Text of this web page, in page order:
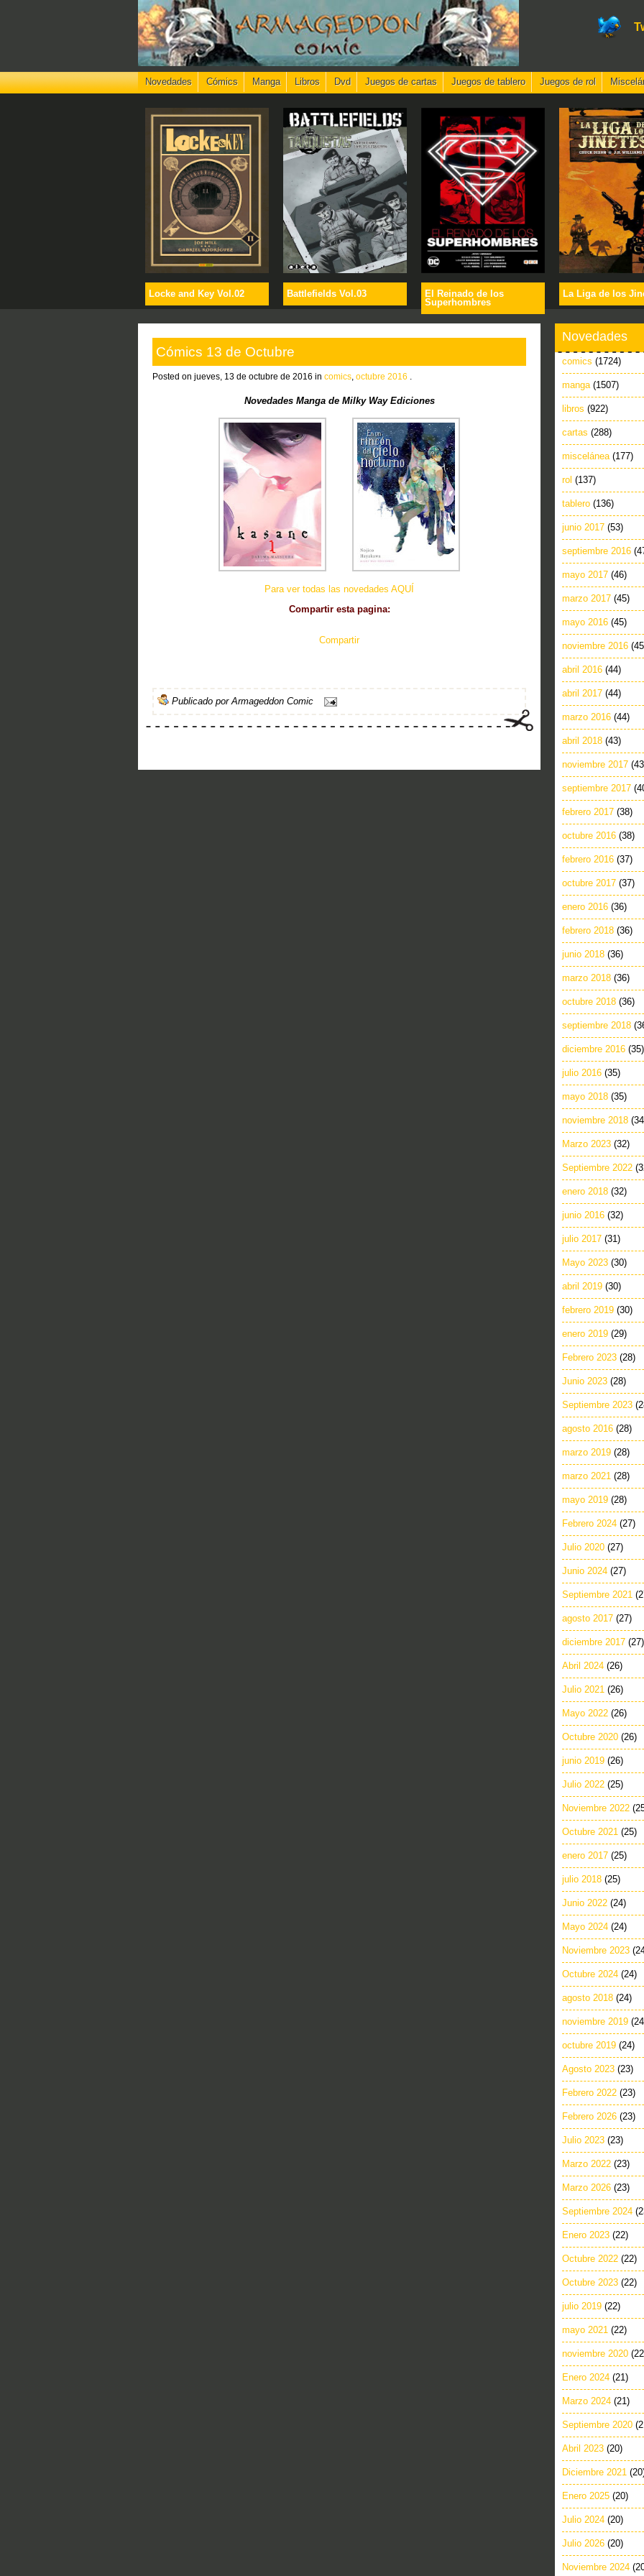
Novedades Cómics Manga Libros Dvd Juegos de cartas Juegos de tablero Juegos de rol
Locke and Key Vol.02 Battlefields Vol.03
El Reinado de los
Superhombres
La Liga de los
Cómics 13 de Octubre
Posted on jueves, 13 de octubre de 2016 in comics octubre 2016
Novedades Manga de Milky Way Ediciones
Para ver todas las novedades AQUÍ
Compartir esta pagina:
Compartir
Publicado porArmageddon Comic
Novedades
comics (1724)
manga (1507)
libros (922)
cartas (288)
miscelánea (177)
rol (137)
tablero (136)
junio 2017 (53)
septiembre 2016
mayo 2017 (46)
marzo 2017 (45)
mayo 2016 (45)
noviembre 2016
abril 2016 (44)
abril 2017 (44)
marzo 2016 (44)
abril 2018 (43)
noviembre 2017
septiembre 2017
febrero 2017 (38)
octubre 2016 (38)
febrero 2016 (37)
octubre 2017 (37)
enero 2016 (36)
febrero 2018 (36)
junio 2018 (36)
marzo 2018 (36)
octubre 2018 (36)
septiembre 2018
diciembre 2016 (35)
julio 2016 (35)
mayo 2018 (35)
noviembre 2018
Marzo 2023 (32)
Septiembre 2022
enero 2018 (32)
junio 2016 (32)
julio 2017 (31)
Mayo 2023 (30)
abril 2019 (30)
febrero 2019 (30)
enero 2019 (29)
Febrero 2023 (28)
Junio 2023 (28)
Septiembre 2023
agosto 2016 (28)
marzo 2019 (28)
marzo 2021 (28)
mayo 2019 (28)
Febrero 2024 (27)
Julio 2020 (27)
Junio 2024 (27)
Septiembre 2021
agosto 2017 (27)
diciembre 2017 (27)
Abril 2024 (26)
Julio 2021 (26)
Mayo 2022 (26)
Octubre 2020 (26)
junio 2019 (26)
Julio 2022 (25)
Noviembre 2022
Octubre 2021 (25)
enero 2017 (25)
julio 2018 (25)
Junio 2022 (24)
Mayo 2024 (24)
Noviembre 2023
Octubre 2024 (24)
agosto 2018 (24)
noviembre 2019
octubre 2019 (24)
Agosto 2023 (23)
Febrero 2022 (23)
Febrero 2026 (23)
Julio 2023 (23)
Marzo 2022 (23)
Marzo 2026 (23)
Septiembre 2024
Enero 2023 (22)
Octubre 2022 (22)
Octubre 2023 (22)
julio 2019 (22)
mayo 2021 (22)
noviembre 2020
Enero 2024 (21)
Marzo 2024 (21)
Septiembre 2020
Abril 2023 (20)
Diciembre 2021
Enero 2025 (20)
Julio 2024 (20)
Julio 2026 (20)
Noviembre 2024